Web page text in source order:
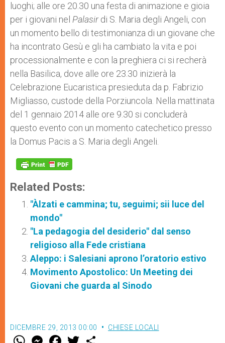
luoghi; alle ore 20.30 una festa di animazione e gioia
per i giovani nel Palasirdi S. Maria degli Angeli, con
un momento bello di testimonianza di un giovane che
ha incontrato Gesù e gli ha cambiato la vita e poi
processionalmente e con la preghiera ci si recherà
nella Basilica, dove alle ore 23.30 inizierà la
Celebrazione Eucaristica presieduta da p. Fabrizio
Migliasso, custode della Porziuncola. Nella mattinata
del 1 gennaio 2014 alle ore 9.30 si concluderà
questo evento con un momento catechetico presso
la Domus Pacis a S. Maria degli Angeli.
Related Posts:
"Àlzati e cammina; tu, seguimi; sii luce del
mondo"
"La pedagogia del desiderio" dal senso
religioso alla Fede cristiana
Aleppo: i Salesiani aprono l’oratorio estivo
Movimento Apostolico: Un Meeting dei
Giovani che guarda al Sinodo
DICEMBRE 29, 2013 00:00 CHIESE LOCALI
W M F